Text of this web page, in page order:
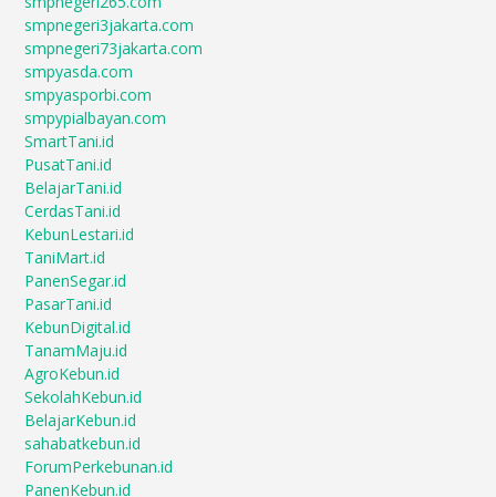
smpnegeri3jakarta.com
smpnegeri73jakarta.com
smpyasda.com
smpyasporbi.com
smpypialbayan.com
SmartTani.id
PusatTani.id
BelajarTani.id
CerdasTani.id
KebunLestari.id
TaniMart.id
PanenSegar.id
PasarTani.id
KebunDigital.id
TanamMaju.id
AgroKebun.id
SekolahKebun.id
BelajarKebun.id
sahabatkebun.id
ForumPerkebunan.id
PanenKebun.id